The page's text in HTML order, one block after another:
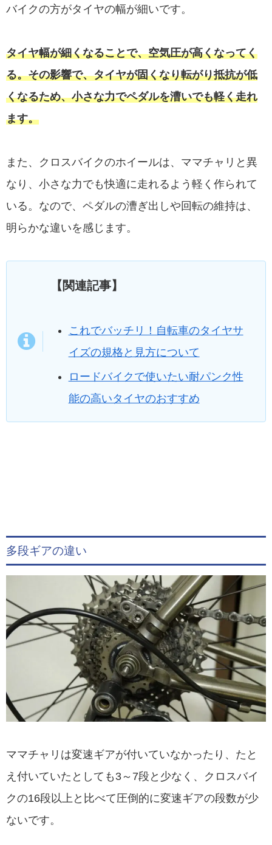
バイクの方がタイヤの幅が細いです。
タイヤ幅が細くなることで、空気圧が高くなってく
る。その影響で、タイヤが固くなり転がり抵抗が低
くなるため、小さな力でペダルを漕いでも軽く走れ
ます。
また、クロスバイクのホイールは、ママチャリと異
なり、小さな力でも快適に走れるよう軽く作られて
いる。なので、ペダルの漕ぎ出しや回転の維持は、
明らかな違いを感じます。
【関連記事】
これでバッチリ！自転車のタイヤサ
イズの規格と見方について
ロードバイクで使いたい耐パンク性
能の高いタイヤのおすすめ
多段ギアの違い
ママチャリは変速ギアが付いていなかったり、たと
え付いていたとしても3～7段と少なく、クロスバイ
クの16段以上と比べて圧倒的に変速ギアの段数が少
ないです。